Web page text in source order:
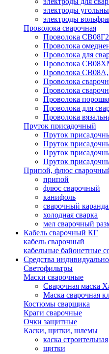
электроды
электроды
Проволока сварочная
Проволока
Проволока
Проволока для
Проволока
Проволока
Проволока
Проволока
Проволока
Проволока для
Проволока
Пруток присадочный
Пруток
Пруток
Пруток
Пруток
Припой, флюс
припой
флюс сварочный
канифоль
сварочный
холодная сварка
мел сварочный
Кабель сварочный КГ
кабель сварочный
кабельные байонетные
Средства
Светофильтры
Маски сварочные
Сварочная маска
Маска сварочная
Костюмы сварщика
Краги сварочные
Очки защитные
Каски, щитки, шлемы
каска строительная
щитки